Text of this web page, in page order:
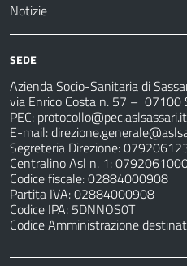
Notizie
SEDE
Azienda Socio-Sanitaria di
via Enrico Costa n. 57 – 07100
PEC: protocollo@pec.aslsassari.it
E-mail:
Segreteria Direzione:
Centralino Asl n. 1:
Codice fiscale: 02884000908
Partita IVA: 02884000908
Codice IPA: 5DNNOS0T
Codice Amministrazione